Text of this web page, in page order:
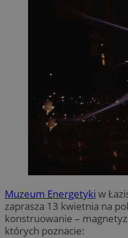
Muzeum Energetyki w
zaprasza 13 kwietnia na
konstruowanie –
których poznacie: